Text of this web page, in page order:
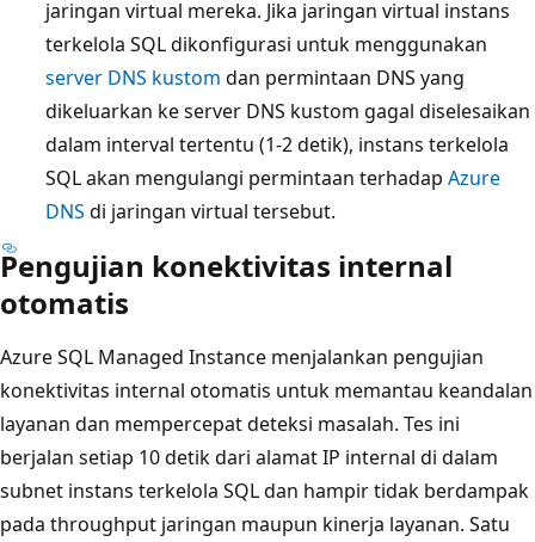
jaringan virtual mereka. Jika jaringan virtual instans
terkelola SQL dikonfigurasi untuk menggunakan
server DNS kustom dan permintaan DNS yang
dikeluarkan ke server DNS kustom gagal diselesaikan
dalam interval tertentu (1-2 detik), instans terkelola
SQL akan mengulangi permintaan terhadap Azure
DNS di jaringan virtual tersebut.
Pengujian konektivitas internal
otomatis
Azure SQL Managed Instance menjalankan pengujian
konektivitas internal otomatis untuk memantau keandalan
layanan dan mempercepat deteksi masalah. Tes ini
berjalan setiap 10 detik dari alamat IP internal di dalam
subnet instans terkelola SQL dan hampir tidak berdampak
pada throughput jaringan maupun kinerja layanan. Satu